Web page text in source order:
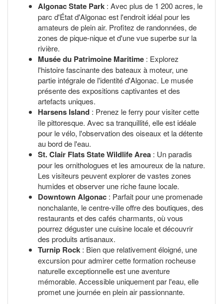
Algonac State Park : Avec plus de 1 200 acres, le
parc d'État d'Algonac est l'endroit idéal pour les
amateurs de plein air. Profitez de randonnées, de
zones de pique-nique et d'une vue superbe sur la
rivière.
Musée du Patrimoine Maritime : Explorez
l'histoire fascinante des bateaux à moteur, une
partie intégrale de l'identité d'Algonac. Le musée
présente des expositions captivantes et des
artefacts uniques.
Harsens Island : Prenez le ferry pour visiter cette
île pittoresque. Avec sa tranquillité, elle est idéale
pour le vélo, l'observation des oiseaux et la détente
au bord de l'eau.
St. Clair Flats State Wildlife Area : Un paradis
pour les ornithologues et les amoureux de la nature.
Les visiteurs peuvent explorer de vastes zones
humides et observer une riche faune locale.
Downtown Algonac : Parfait pour une promenade
nonchalante, le centre-ville offre des boutiques, des
restaurants et des cafés charmants, où vous
pourrez déguster une cuisine locale et découvrir
des produits artisanaux.
Turnip Rock : Bien que relativement éloigné, une
excursion pour admirer cette formation rocheuse
naturelle exceptionnelle est une aventure
mémorable. Accessible uniquement par l'eau, elle
promet une journée en plein air passionnante.